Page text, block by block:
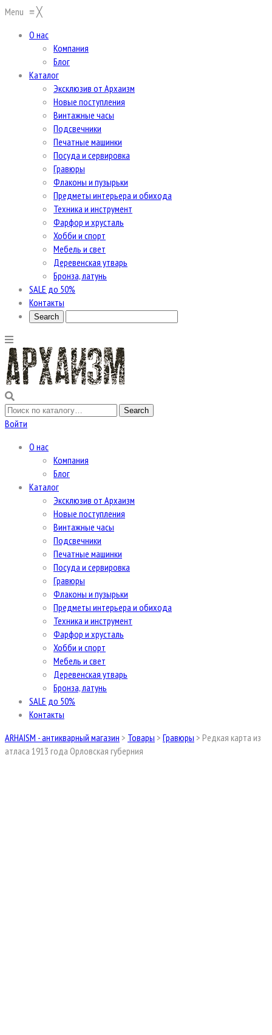
Menu ≡╳
О нас
Компания
Блог
Каталог
Эксклюзив от Архаизм
Новые поступления
Винтажные часы
Подсвечники
Печатные машинки
Посуда и сервировка
Гравюры
Флаконы и пузырьки
Предметы интерьера и обихода
Техника и инструмент
Фарфор и хрусталь
Хобби и спорт
Мебель и свет
Деревенская утварь
Бронза, латунь
SALE до 50%
Контакты
Войти
О нас
Компания
Блог
Каталог
Эксклюзив от Архаизм
Новые поступления
Винтажные часы
Подсвечники
Печатные машинки
Посуда и сервировка
Гравюры
Флаконы и пузырьки
Предметы интерьера и обихода
Техника и инструмент
Фарфор и хрусталь
Хобби и спорт
Мебель и свет
Деревенская утварь
Бронза, латунь
SALE до 50%
Контакты
ARHAISM - антикварный магазин > Товары > Гравюры > Редкая карта из
атласа 1913 года Орловская губерния